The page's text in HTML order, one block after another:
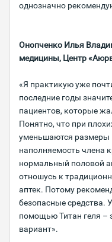
однозначно
Онопченко Илья
медицины, Центр
«Я практикую уже
последние годы
пациентов, которые
Понятно, что при
уменьшаются размеры
наполняемость члена
нормальный половой
отношусь к
аптек. Потому
безопасные средства.
помощью Титан геля –
вариант».